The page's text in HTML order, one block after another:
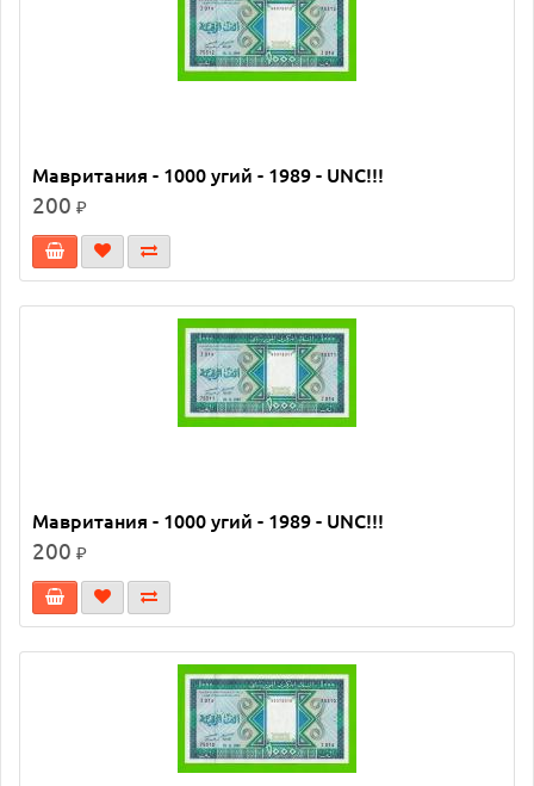
Мавритания - 1000 угий - 1989 - UNC!!!
200 ₽
Мавритания - 1000 угий - 1989 - UNC!!!
200 ₽